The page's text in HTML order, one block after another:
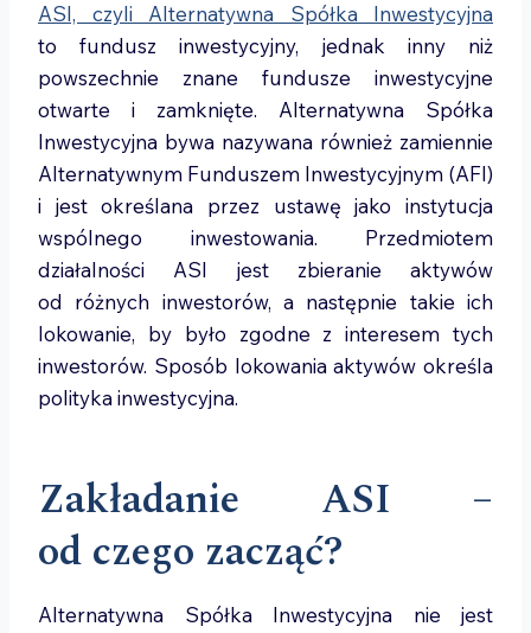
ASI, czyli Alternatywna Spółka Inwestycyjna
to fundusz inwestycyjny, jednak inny niż
powszechnie znane fundusze inwestycyjne
otwarte i zamknięte. Alternatywna Spółka
Inwestycyjna bywa nazywana również zamiennie
Alternatywnym Funduszem Inwestycyjnym (AFI)
i jest określana przez ustawę jako instytucja
wspólnego inwestowania. Przedmiotem
działalności ASI jest zbieranie aktywów
od różnych inwestorów, a następnie takie ich
lokowanie, by było zgodne z interesem tych
inwestorów. Sposób lokowania aktywów określa
polityka inwestycyjna.
Zakładanie ASI –
od czego zacząć?
Alternatywna Spółka Inwestycyjna nie jest